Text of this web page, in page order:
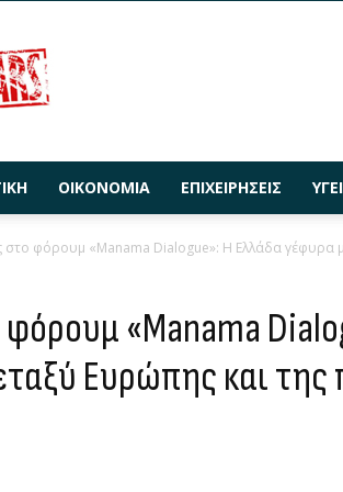
ΟΙΚΟΝΟΜΊΑ ΕΠΙΧΕΙΡΉΣΕΙΣ
στο φόρουμ «Manama Dialogue»: Η Ελλάδα γέφυρα
«Manama
Ευρώπης και της